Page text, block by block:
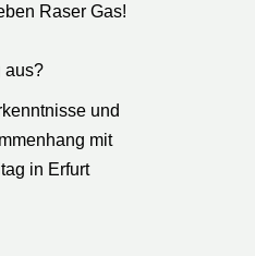
Raser Gas!
aus?
und
mit
in Erfurt